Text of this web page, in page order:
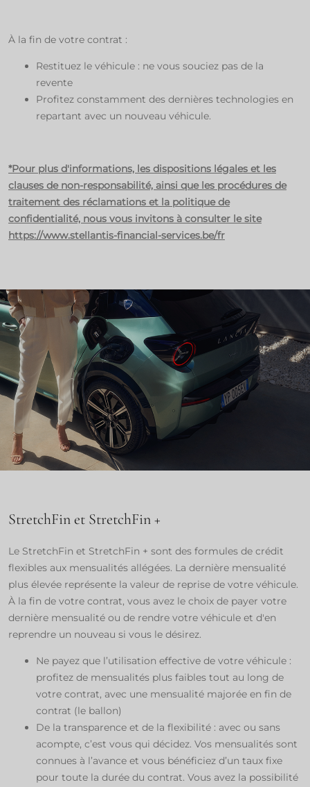
À la fin de votre contrat : ​
Restituez le véhicule : ne vous souciez pas de la
revente​
Profitez constamment des dernières technologies en
repartant avec un nouveau véhicule.​
*Pour plus d'informations, les dispositions légales et les
clauses de non-responsabilité, ainsi que les procédures de
traitement des réclamations et la politique de
confidentialité, nous vous invitons à consulter le site
https://www.stellantis-financial-services.be/fr
StretchFin et StretchFin +​
Le StretchFin et StretchFin + sont des formules de crédit
flexibles aux mensualités allégées. La dernière mensualité
plus élevée représente la valeur de reprise de votre véhicule.
À la fin de votre contrat, vous avez le choix de payer votre
dernière mensualité ou de rendre votre véhicule et d'en
reprendre un nouveau si vous le désirez.​
Ne payez que l’utilisation effective de votre véhicule :
profitez de mensualités plus faibles tout au long de
votre contrat, avec une mensualité majorée en fin de
contrat (le ballon)​
De la transparence et de la flexibilité : avec ou sans
acompte, c’est vous qui décidez. Vos mensualités sont
connues à l’avance et vous bénéficiez d’un taux fixe
pour toute la durée du contrat. Vous avez la possibilité